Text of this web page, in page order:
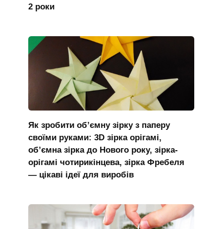
2 роки
Як зробити об’ємну зірку з паперу
своїми руками: 3D зірка орігамі,
об’ємна зірка до Нового року, зірка-
орігамі чотирикінцева, зірка Фребеля
— цікаві ідеї для виробів